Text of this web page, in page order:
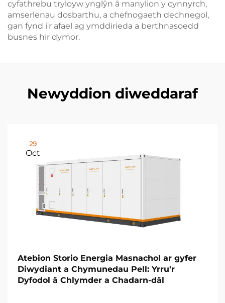
cyfathrebu tryloyw ynglŷn â manylion y cynnyrch,
amserlenau dosbarthu, a chefnogaeth dechnegol,
gan fynd i'r afael ag ymddirieda a berthnasoedd
busnes hir dymor.
Newyddion diweddaraf
29
Oct
Atebion Storio Energia Masnachol ar gyfer
Diwydiant a Chymunedau Pell: Yrru'r
Dyfodol â Chlymder a Chadarn-dâl